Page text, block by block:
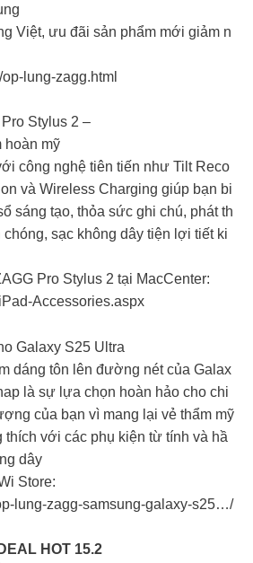
Việt, ưu đãi sản phẩm mới giảm n
lung-zagg.html
Stylus 2 –
hoàn mỹ
công nghệ tiên tiến như Tilt Reco
và Wireless Charging giúp bạn bi
sáng tạo, thỏa sức ghi chú, phát th
sạc không dây tiện lợi tiết ki
Pro Stylus 2 tại MacCenter:
Accessories.aspx
Galaxy S25 Ultra
dáng tôn lên đường nét của Galax
là sự lựa chọn hoàn hảo cho chi
của bạn vì mang lại vẻ thẩm mỹ
với các phụ kiện từ tính và hầ
dây
Store:
lung-zagg-samsung-galaxy-s25…/
HOT 15.2